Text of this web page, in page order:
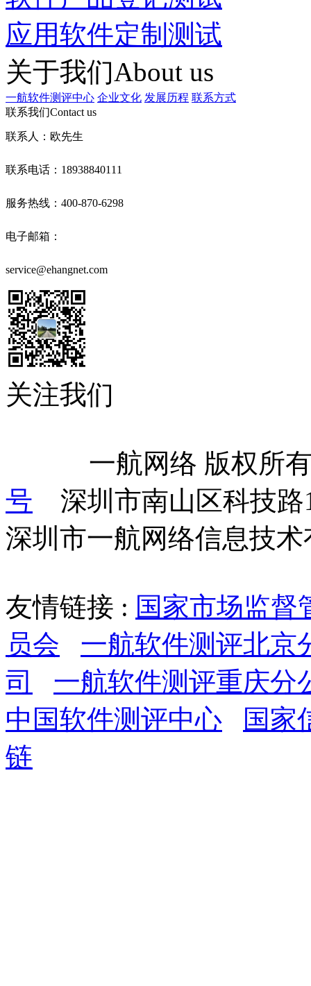
应用软件定制测试
关于我们About us
一航软件测评中心 企业文化 发展历程 联系方式
联系我们Contact us
联系人：欧先生
联系电话：18938840111
服务热线：400-870-6298
电子邮箱：
service@ehangnet.com
关注我们
一航网络 版
号
深圳市南山区科技
深圳市一航网络信息技
友情链接 : 国家市场监督
员会
一航软件测评北京
司
一航软件测评重庆分
中国软件测评中心
国家
链